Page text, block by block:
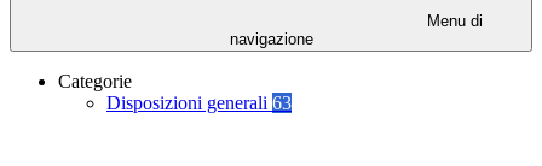
Menu di
navigazione
Categorie
Disposizioni generali 63